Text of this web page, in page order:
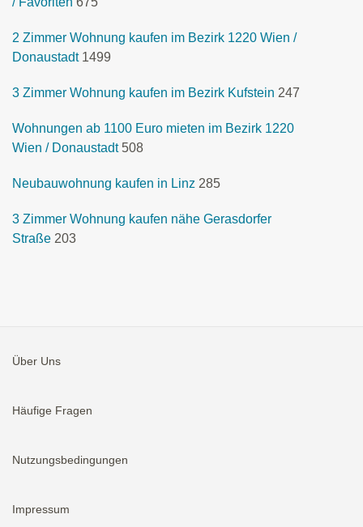
2 Zimmer Wohnung kaufen im Bezirk 1220 Wien /
Donaustadt 1499
3 Zimmer Wohnung kaufen im Bezirk Kufstein 247
Wohnungen ab 1100 Euro mieten im Bezirk 1220
Wien / Donaustadt 508
Neubauwohnung kaufen in Linz 285
3 Zimmer Wohnung kaufen nähe Gerasdorfer
Straße 203
Über Uns
Häufige Fragen
Nutzungsbedingungen
Impressum